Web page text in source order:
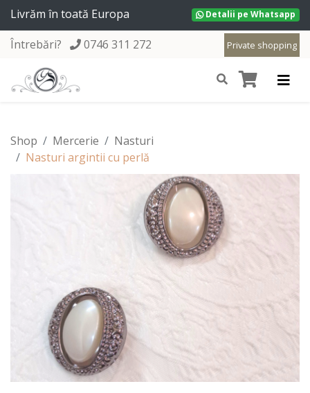
Livrăm în toată Europa Detalii pe Whatsapp
Private shopping
Întrebări? 0746 311 272
Shop Mercerie
Nasturi
Nasturi argintii cu perlă